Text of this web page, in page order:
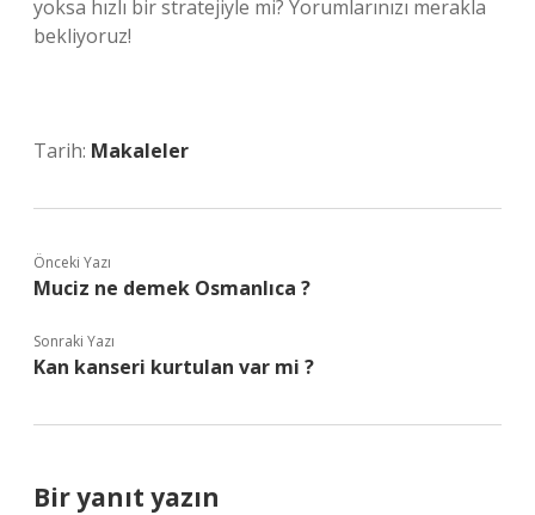
yoksa hızlı bir stratejiyle mi? Yorumlarınızı merakla
bekliyoruz!
Tarih: Makaleler
Önceki Yazı
Muciz ne demek Osmanlıca ?
Sonraki Yazı
Kan kanseri kurtulan var mi ?
Bir yanıt yazın